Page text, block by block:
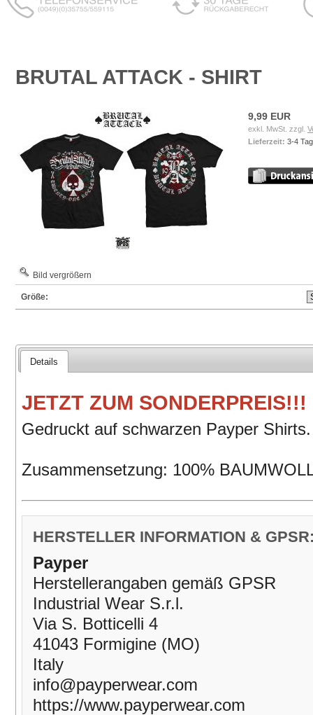
BRUTAL ATTACK - SHIRT
Bild vergrößern
9,99 EUR
exkl. MwSt. zzgl.
Lieferzeit: 3-4
Größe:
Details
JETZT ZUM SONDERPREIS!!!
Gedruckt auf schwarzen Payper Shirts.
Zusammensetzung: 100%
HERSTELLER INFORMATION &
Payper
Herstellerangaben gemäß GPSR
Industrial Wear S.r.l.
Via S. Botticelli 4
41043 Formigine (MO)
Italy
info@payperwear.com
https://www.payperwear.com